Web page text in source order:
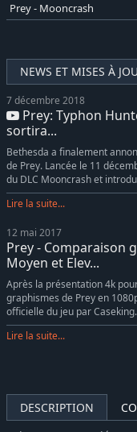
Prey - Mooncrash
NEWS ET MISES À
7 décembre 2018
Prey: Typhon
sortira...
Bethesda a finalement
de Prey. Lancée le 11
du DLC Mooncrash et
Lire la suite...
12 mai 2017
Prey - Comparaison
Moyen et Elev...
Après la présentation 4k
graphismes de Prey en
officielle du jeu par
Lire la suite...
DESCRIPTION